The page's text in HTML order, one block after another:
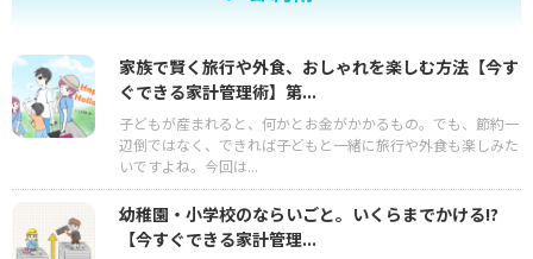
家族で賢く旅行や外食、おしゃれを楽しむ方法【今す
ぐできる家計管理術】第...
子どもが産まれると、何かとお金がかかるもの。でも、節約一
辺倒ではなく、できれば子どもと一緒に旅行や外食も楽しみた
いですよね。今回は...
幼稚園・小学校のならいごと。いくらまでかける!?
【今すぐできる家計管理...